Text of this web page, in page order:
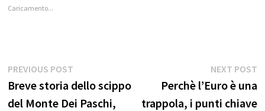
Caricamento...
Navigazione
articoli
PREVIOUS POSTPrevious
post:
Breve storia dello scippo
del Monte Dei Paschi,
NEXT POST
Perchè l’Euro è una
trappola, i punti chiave